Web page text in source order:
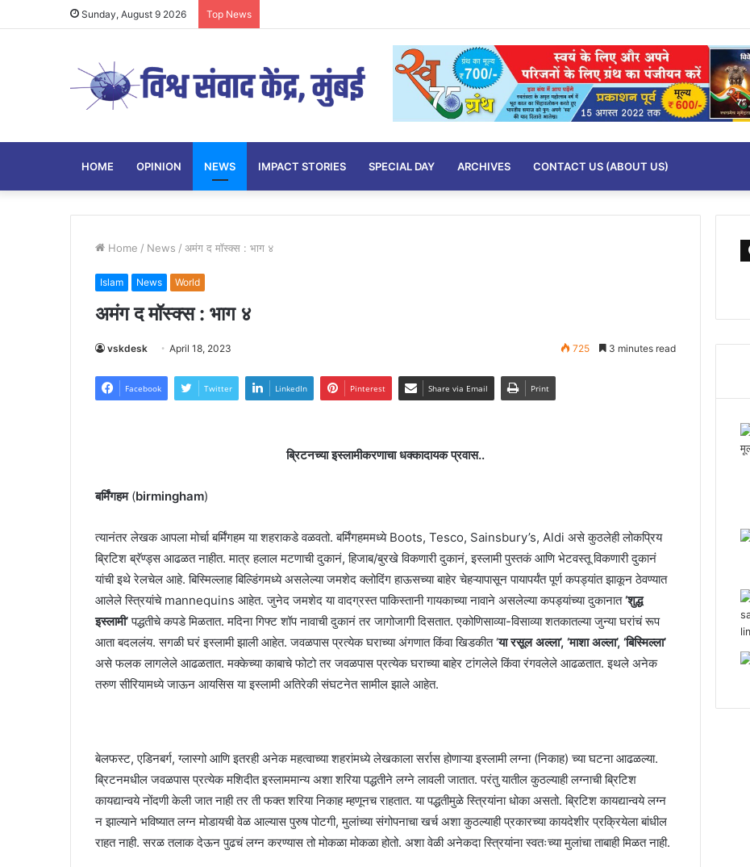
Sunday, August 9 2026 Top News
HOME OPINION NEWS IMPACT STORIES SPECIAL DAY ARCHIVES CONTACT US (ABOUT US)
Home / News / अमंग द मॉस्क्स : भाग ४
Islam News World
अमंग द मॉस्क्स : भाग ४
vskdesk April 18, 2023 725 3 minutes read
Facebook Twitter LinkedIn Pinterest Share via Email Print
ब्रिटनच्या इस्लामीकरणाचा धक्कादायक प्रवास..
बर्मिंगहम(birmingham)
त्यानंतर लेखक आपला मोर्चा बर्मिंगहम या शहराकडे वळवतो. बर्मिंगहममध्ये Boots, Tesco, Sainsbury’s, Aldi असे कुठलेही लोकप्रिय
ब्रिटिश ब्रॅण्ड्स आढळत नाहीत. मात्र हलाल मटणाची दुकानं, हिजाब/बुरखे विकणारी दुकानं, इस्लामी पुस्तकं आणि भेटवस्तू विकणारी दुकानं
यांची इथे रेलचेल आहे. बिस्मिल्लाह बिल्डिंगमध्ये असलेल्या जमशेद क्लोदिंग हाऊसच्या बाहेर चेहऱ्यापासून पायापर्यंत पूर्ण कपड्यांत झाकून ठेवण्यात
आलेले स्त्रियांचे mannequins आहेत. जुनेद जमशेद या वादग्रस्त पाकिस्तानी गायकाच्या नावाने असलेल्या कपड्यांच्या दुकानात‘शुद्ध
इस्लामी’पद्धतीचे कपडे मिळतात. मदिना गिफ्ट शॉप नावाची दुकानं तर जागोजागी दिसतात. एकोणिसाव्या-विसाव्या शतकातल्या जुन्या घरांचं रूप
आता बदललंय. सगळी घरं इस्लामी झाली आहेत. जवळपास प्रत्येक घराच्या अंगणात किंवा खिडकीत ‘या रसूल अल्ला’, ‘माशा अल्ला’, ‘बिस्मिल्ला’
असे फलक लागलेले आढळतात. मक्केच्या काबाचे फोटो तर जवळपास प्रत्येक घराच्या बाहेर टांगलेले किंवा रंगवलेले आढळतात. इथले अनेक
तरुण सीरियामध्ये जाऊन आयसिस या इस्लामी अतिरेकी संघटनेत सामील झाले आहेत.
बेलफस्ट, एडिनबर्ग, ग्लास्गो आणि इतरही अनेक महत्वाच्या शहरांमध्ये लेखकाला सर्रास होणाऱ्या इस्लामी लग्ना (निकाह) च्या घटना आढळल्या.
ब्रिटनमधील जवळपास प्रत्येक मशिदीत इस्लाममान्य अशा शरिया पद्धतीने लग्ने लावली जातात. परंतु यातील कुठल्याही लग्नाची ब्रिटिश
कायद्यान्वये नोंदणी केली जात नाही तर ती फक्त शरिया निकाह म्हणूनच राहतात. या पद्धतीमुळे स्त्रियांना धोका असतो. ब्रिटिश कायद्यान्वये लग्न
न झाल्याने भविष्यात लग्न मोडायची वेळ आल्यास पुरुष पोटगी, मुलांच्या संगोपनाचा खर्च अशा कुठल्याही प्रकारच्या कायदेशीर प्रक्रियेला बांधील
राहत नाही. सरळ तलाक देऊन पुढचं लग्न करण्यास तो मोकळा मोकळा होतो. अशा वेळी अनेकदा स्त्रियांना स्वतःच्या मुलांचा ताबाही मिळत नाही.